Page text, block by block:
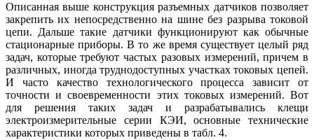
Описанная выше конструкция разъемных датчиков позволяет
закрепить их непосредственно на шине без разрыва токовой
цепи. Дальше такие датчики функционируют как обычные
стационарные приборы. В то же время существует целый ряд
задач, которые требуют частых разовых измерений, причем в
различных, иногда труднодоступных участках токовых цепей.
И часто качество технологического процесса зависит от
точности и своевременности этих токовых измерений. Вот
для решения таких задач и разрабатывались клещи
электроизмерительные серии КЭИ, основные технические
характеристики которых приведены в табл. 4.